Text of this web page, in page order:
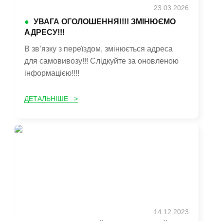
23.03.2026
● УВАГА ОГОЛОШЕННЯ!!!! ЗМІНЮЄМО
АДРЕСУ!!!
В зв’язку з переїздом, змінюється адреса
для самовивозу!!! Слідкуйте за оновленою
інформацією!!!!
ДЕТАЛЬНІШЕ >
14.12.2023